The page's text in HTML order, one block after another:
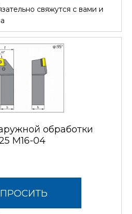
свяжутся с вами и
обработки
M16-04